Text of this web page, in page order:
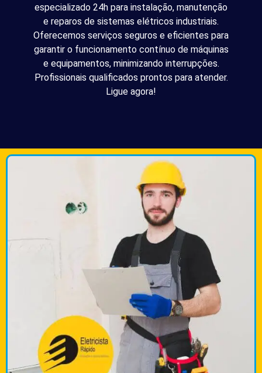
especializado 24h para instalação, manutenção
e reparos de sistemas elétricos industriais.
Oferecemos serviços seguros e eficientes para
garantir o funcionamento contínuo de máquinas
e equipamentos, minimizando interrupções.
Profissionais qualificados prontos para atender.
Ligue agora!